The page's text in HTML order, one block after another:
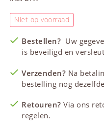
Niet op voorraad
Bestellen? Uw
is beveiligd en
Verzenden? Na
bestelling nog
Retouren? Via ons
regelen.